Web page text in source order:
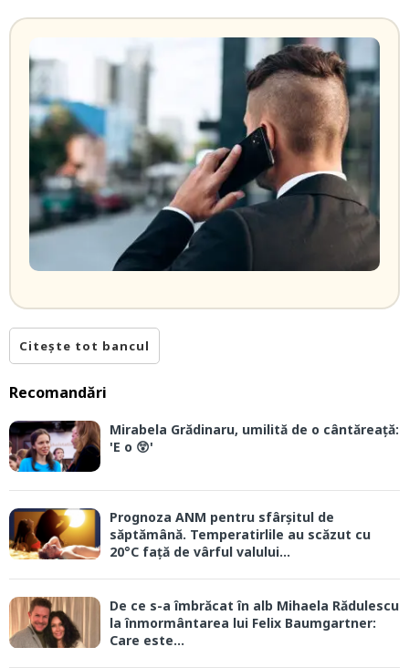
Citește tot bancul
Recomandări
Mirabela Grădinaru, umilită de o cântăreață:
'E o 😲'
Prognoza ANM pentru sfârșitul de
săptămână. Temperatirlile au scăzut cu
20°C față de vârful valului...
De ce s-a îmbrăcat în alb Mihaela Rădulescu
la înmormântarea lui Felix Baumgartner:
Care este...